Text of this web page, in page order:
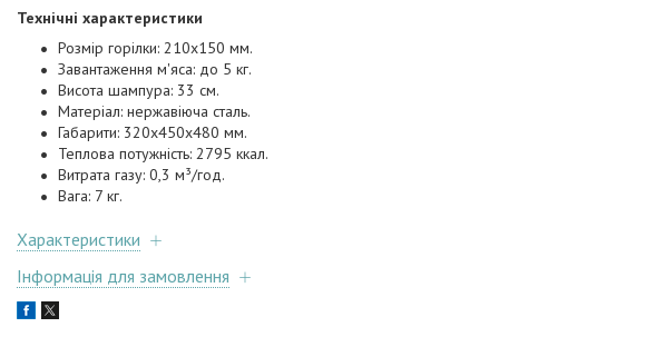
Технічні характеристики
Розмір горілки: 210х150 мм.
Завантаження м'яса: до 5 кг.
Висота шампура: 33 см.
Матеріал: нержавіюча сталь.
Габарити: 320х450х480 мм.
Теплова потужність: 2795 ккал.
Витрата газу: 0,3 м³/год.
Вага: 7 кг.
Характеристики
Інформація для замовлення